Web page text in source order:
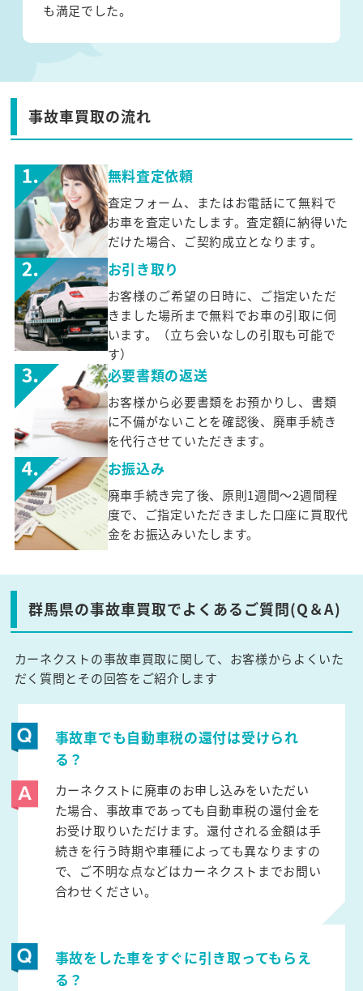
も満足でした。
事故車買取の流れ
無料査定依頼
査定フォーム、またはお電話にて無料で
お車を査定いたします。査定額に納得いた
だけた場合、ご契約成立となります。
お引き取り
お客様のご希望の日時に、ご指定いただ
きました場所まで無料でお車の引取に伺
います。（立ち会いなしの引取も可能で
す）
必要書類の返送
お客様から必要書類をお預かりし、書類
に不備がないことを確認後、廃車手続き
を代行させていただきます。
お振込み
廃車手続き完了後、原則1週間～2週間程
度で、ご指定いただきました口座に買取代
金をお振込みいたします。
群馬県の事故車買取でよくあるご質問(Q＆A)
カーネクストの事故車買取に関して、お客様からよくいた
だく質問とその回答をご紹介します
事故車でも自動車税の還付は受けられ
る？
カーネクストに廃車のお申し込みをいただい
た場合、事故車であっても自動車税の還付金を
お受け取りいただけます。還付される金額は手
続きを行う時期や車種によっても異なりますの
で、ご不明な点などはカーネクストまでお問い
合わせください。
事故をした車をすぐに引き取ってもらえ
る？